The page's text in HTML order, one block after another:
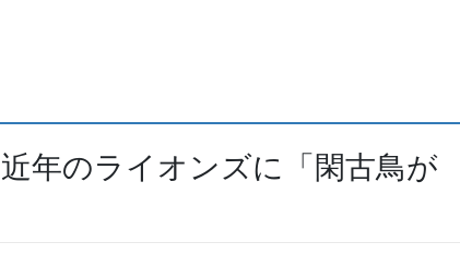
年のライオンズに「閑古鳥が